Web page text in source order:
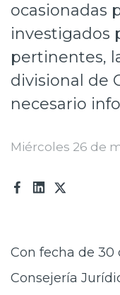
Innovación
Inversionistas
Prensa
Canales de
Acceso
ocasionadas
investigados
pertinentes,
divisional de
necesario
Miércoles 26 de
Con fecha de 30
Consejería